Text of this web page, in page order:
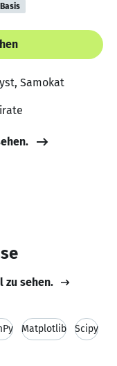
Basis
Samokat
zu sehen.
Matplotlib Scipy